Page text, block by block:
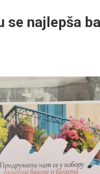
se najlepša